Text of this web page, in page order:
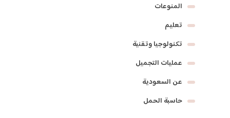
المنوعات
تعليم
تكنولوجيا وتقنية
عمليات التجميل
عن السعودية
حاسبة الحمل